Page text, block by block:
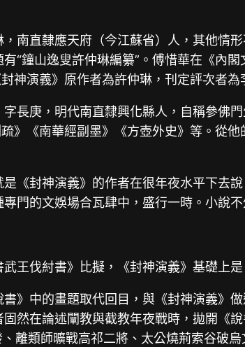
南直隸應天府（今江蘇省）人，其他情
“鐘山逸叟許仲琳編纂”。傅惜華在《內
神演義》原作者為許仲琳，刊定評次者
長庚，明代南直隸興化縣人，自稱參佛
》《南華經副墨》《方壺外史》等。從
《封神演義》的作者在很年夜水平下去
門的文娛場合瓦肆中，盛行一時。小說
王伐紂書》比擬，《封神演義》基礎上是
》中的畫題取代回目，與《封神演義》
然在論述闡教與截教年夜戰時，拋開《
離類師曠戰高祁二將、太公燒荊索谷破